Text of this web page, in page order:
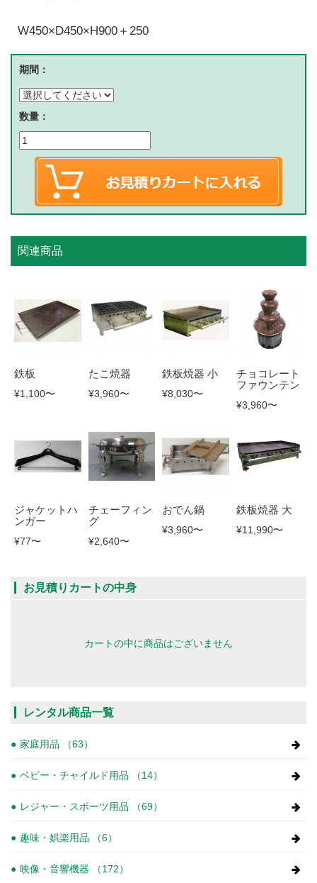
W450×D450×H900＋250
期間：
数量：
関連商品
鉄板
¥1,100〜
たこ焼器
¥3,960〜
鉄板焼器 小
¥8,030〜
チョコレート
ファウンテン
¥3,960〜
ジャケットハ
ンガー
¥77〜
チェーフィン
グ
¥2,640〜
おでん鍋
¥3,960〜
鉄板焼器 大
¥11,990〜
お見積りカートの中身
カートの中に商品はございません
レンタル商品一覧
家庭用品 （63）
ベビー・チャイルド用品 （14）
レジャー・スポーツ用品 （69）
趣味・娯楽用品 （6）
映像・音響機器 （172）